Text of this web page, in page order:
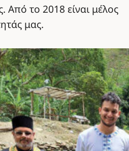
Από το 2018 είναι μέλος
μας.